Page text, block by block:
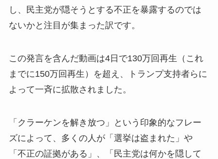
し、民主党が隠そうとする不正を暴露するのでは
ないかと注目が集まった訳です。
この発言を含んだ動画は4日で130万回再生（これ
までに150万回再生）を超え、トランプ支持者らに
よって一斉に拡散されました。
「クラーケンを解き放つ」という印象的なフレー
ズによって、多くの人が「選挙は盗まれた」や
「不正の証拠がある」、「民主党は何かを隠して